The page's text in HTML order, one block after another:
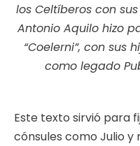
los Celtíberos con
Antonio Aquilo hizo
“Coelerni”, con sus
como legado
Este texto sirvió para
cónsules como Julio